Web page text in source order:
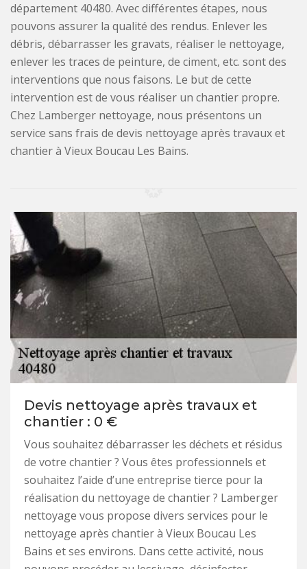
département 40480. Avec différentes étapes, nous
pouvons assurer la qualité des rendus. Enlever les
débris, débarrasser les gravats, réaliser le nettoyage,
enlever les traces de peinture, de ciment, etc. sont des
interventions que nous faisons. Le but de cette
intervention est de vous réaliser un chantier propre.
Chez Lamberger nettoyage, nous présentons un
service sans frais de devis nettoyage après travaux et
chantier à Vieux Boucau Les Bains.
Devis nettoyage après travaux et
chantier : 0 €
Vous souhaitez débarrasser les déchets et résidus
de votre chantier ? Vous êtes professionnels et
souhaitez l’aide d’une entreprise tierce pour la
réalisation du nettoyage de chantier ? Lamberger
nettoyage vous propose divers services pour le
nettoyage après chantier à Vieux Boucau Les
Bains et ses environs. Dans cette activité, nous